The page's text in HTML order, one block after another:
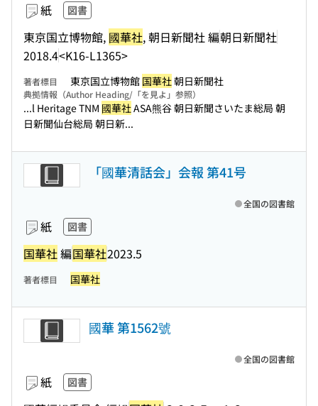
紙 図書
東京国立博物館, 國華社, 朝日新聞社 編朝日新聞社
2018.4<K16-L1365>
著者標目 東京国立博物館 国華社朝日新聞社
典拠情報（Author Heading/「を見よ」参照）
...l Heritage TNM 國華社ASA熊谷 朝日新聞さいたま総局 朝
日新聞仙台総局 朝日新...
「國華清話会」会報 第41号
紙 図書
国華社編国華社2023.5
全国の図書館
著者標目 国華社
國華 第1562號
紙 図書
全国の図書館